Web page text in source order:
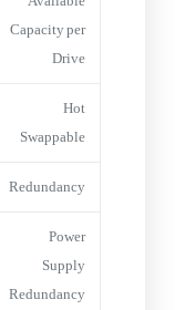
Capacity per
Drive
Hot
Swappable
Redundancy
Power
Supply
Redundancy